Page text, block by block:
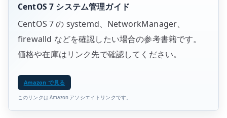
CentOS 7 システム管理ガイド
CentOS 7 の systemd、NetworkManager、
firewalld などを確認したい場合の参考書籍です。
価格や在庫はリンク先で確認してください。
Amazon で見る
このリンクは Amazon アソシエイトリンクです。